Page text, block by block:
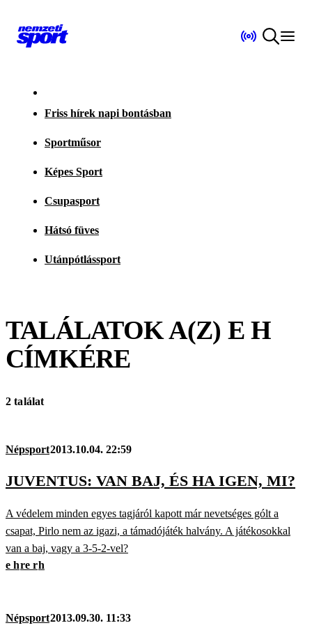
Friss hírek napi bontásban
Sportműsor
Képes Sport
Csupasport
Hátsó füves
Utánpótlássport
TALÁLATOK A(Z) E H
CÍMKÉRE
2 találat
Népsport2013.10.04. 22:59
JUVENTUS: VAN BAJ, ÉS HA IGEN, MI?
A védelem minden egyes tagjáról kapott már nevetséges gólt a
csapat, Pirlo nem az igazi, a támadójáték halvány. A játékosokkal
van a baj, vagy a 3-5-2-vel?
e hre rh
Népsport2013.09.30. 11:33